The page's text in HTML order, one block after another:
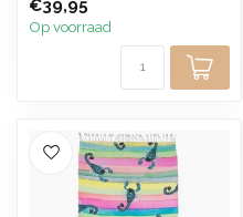
€39,95
Op voorraad